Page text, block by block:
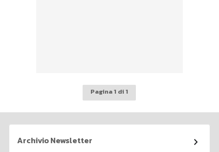
Pagina 1 di 1
Archivio Newsletter